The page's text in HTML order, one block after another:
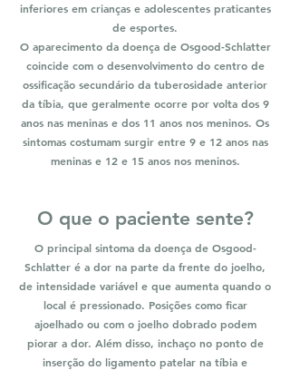
inferiores em crianças e adolescentes praticantes
de esportes.
O aparecimento da doença de Osgood-Schlatter
coincide com o desenvolvimento do centro de
ossificação secundário da tuberosidade anterior
da tíbia, que geralmente ocorre por volta dos 9
anos nas meninas e dos 11 anos nos meninos. Os
sintomas costumam surgir entre 9 e 12 anos nas
meninas e 12 e 15 anos nos meninos.
O que o paciente sente?
O principal sintoma da doença de Osgood-
Schlatter é a dor na parte da frente do joelho,
de intensidade variável e que aumenta quando o
local é pressionado. Posições como ficar
ajoelhado ou com o joelho dobrado podem
piorar a dor. Além disso, inchaço no ponto de
inserção do ligamento patelar na tíbia e